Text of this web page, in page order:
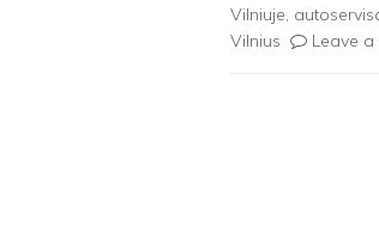
Vilniuje,
Vilnius
Leave